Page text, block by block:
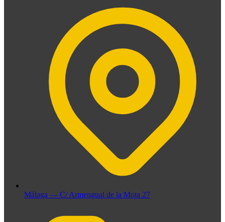
Málaga — C/ Armengual de la Mota 27